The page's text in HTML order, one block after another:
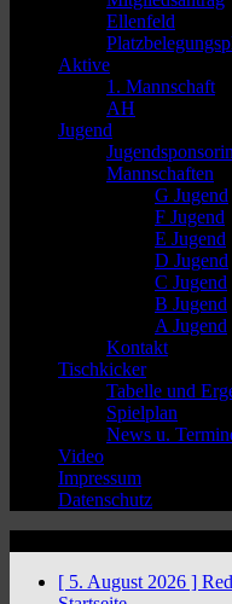
Ellenfeld
Aktive
1. Mannschaft
AH
Jugend
Mannschaften
G Jugend
F Jugend
E Jugend
D Jugend
C Jugend
B Jugend
A Jugend
Kontakt
Tischkicker
Tabelle und
Spielplan
News u.
Video
Impressum
Datenschutz
[ 5. August 2026 ]